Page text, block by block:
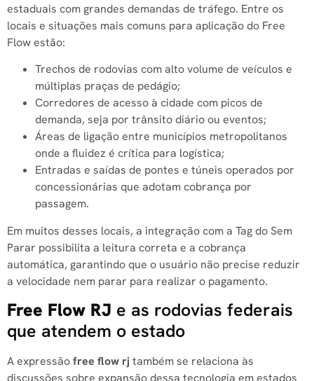
estaduais com grandes demandas de tráfego. Entre os
locais e situações mais comuns para aplicação do Free
Flow estão:
Trechos de rodovias com alto volume de veículos e
múltiplas praças de pedágio;
Corredores de acesso à cidade com picos de
demanda, seja por trânsito diário ou eventos;
Áreas de ligação entre municípios metropolitanos
onde a fluidez é crítica para logística;
Entradas e saídas de pontes e túneis operados por
concessionárias que adotam cobrança por
passagem.
Em muitos desses locais, a integração com a Tag do Sem
Parar possibilita a leitura correta e a cobrança
automática, garantindo que o usuário não precise reduzir
a velocidade nem parar para realizar o pagamento.
Free Flow RJ ​ e as rodovias federais
que atendem o estado
A expressãofree flow rj​ também se relaciona às
discussões sobre expansão dessa tecnologia em estados